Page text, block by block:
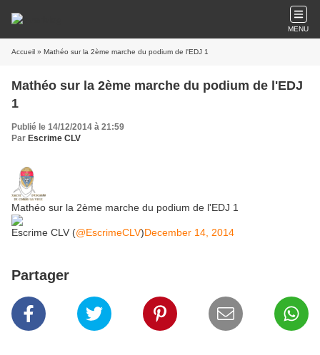
MENU
Accueil » Mathéo sur la 2ème marche du podium de l'EDJ 1
Mathéo sur la 2ème marche du podium de l'EDJ
1
Publié le 14/12/2014 à 21:59
Par Escrime CLV
Mathéo sur la 2ème marche du podium de l'EDJ 1
Escrime CLV (@EscrimeCLV)December 14, 2014
Partager